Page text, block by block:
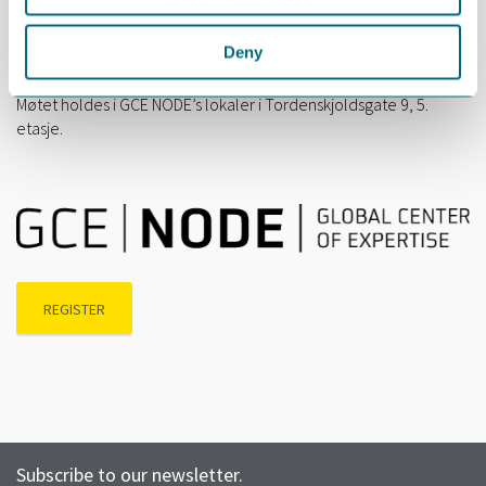
Deny
16.00 – 17.00: Pizza og mingling
Møtet holdes i GCE NODE’s lokaler i Tordenskjoldsgate 9, 5.
etasje.
REGISTER
Subscribe to our newsletter.